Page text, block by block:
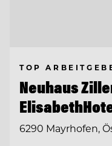
TOP
Neuhaus
6290 Mayrhofen,